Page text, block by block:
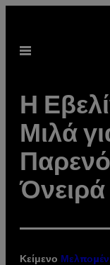
περιεχόμενο
Ανοίξτε
Η
Μιλά
Όνειρά
Κείμενο